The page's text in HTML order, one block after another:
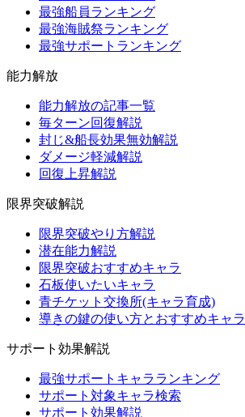
最強船員ランキング
最強海賊祭ランキング
最強サポートランキング
能力解放
能力解放の記事一覧
毎ターン回復解説
封じ&船長効果無効解説
ダメージ軽減解説
回復上昇解説
限界突破解説
限界突破やり方解説
潜在能力解説
限界突破おすすめキャラ
石板使いたいキャラ
青チケット交換所(キャラ育成)
導きの鍵の使い方とおすすめキャラ
サポート効果解説
最強サポートキャラランキング
サポート対象キャラ検索
サポート効果解説